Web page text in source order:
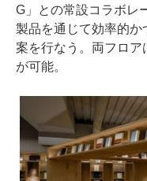
G」との常設コラボレ
製品を通じて効率的か
案を行なう。両フロ
が可能。